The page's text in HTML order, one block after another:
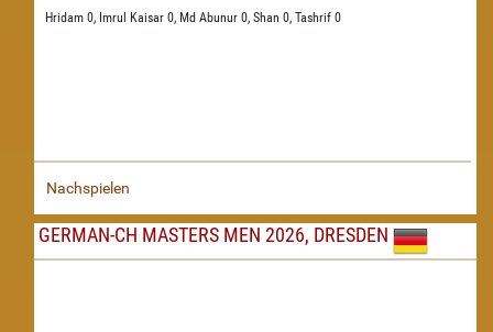
Hridam 0, Imrul Kaisar 0, Md Abunur 0, Shan 0, Tashrif 0
Nachspielen
GERMAN-CH MASTERS MEN 2026, DRESDEN